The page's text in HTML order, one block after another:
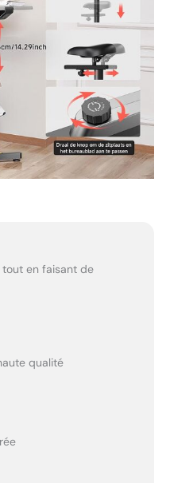
en faisant de
qualité